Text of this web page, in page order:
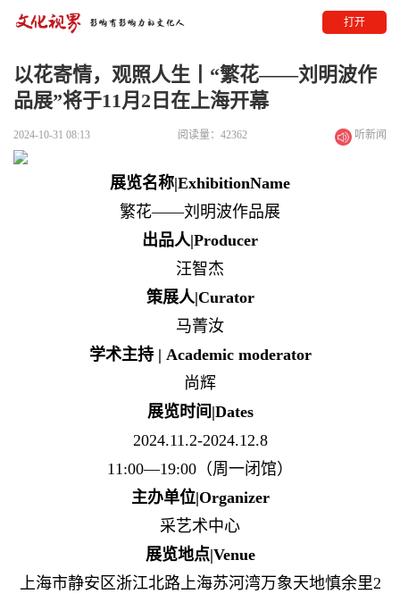
打开
以花寄情，观照人生丨“繁花——刘明波作
品展”将于11月2日在上海开幕
2024-10-31 08:13 阅读量：42362 听新闻
展览名称|ExhibitionName
繁花——刘明波作品展
出品人|Producer
汪智杰
策展人|Curator
马菁汝
学术主持 | Academic moderator
尚辉
展览时间|Dates
2024.11.2-2024.12.8
11:00—19:00（周一闭馆）
主办单位|Organizer
采艺术中心
展览地点|Venue
上海市静安区浙江北路上海苏河湾万象天地慎余里2